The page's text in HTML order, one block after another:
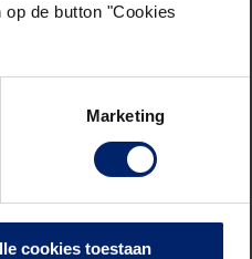
de button "Cookies
Marketing
cookies toestaan